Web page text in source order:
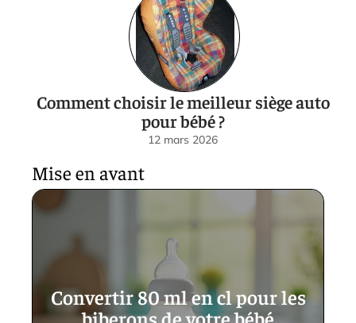
Comment choisir le meilleur siège auto
pour bébé ?
12 mars 2026
Mise en avant
Convertir 80 ml en cl pour les
biberons de votre bébé